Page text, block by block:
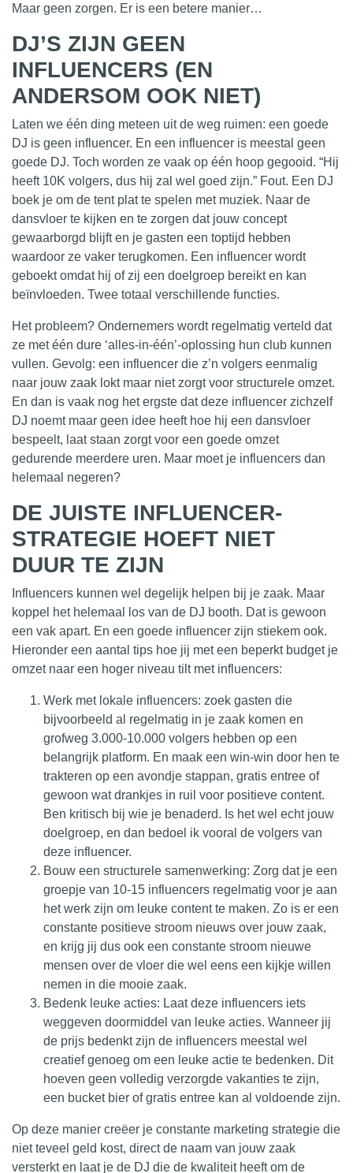
Maar geen zorgen. Er is een betere manier…
DJ’S ZIJN GEEN
INFLUENCERS (EN
ANDERSOM OOK NIET)
Laten we één ding meteen uit de weg ruimen: een goede
DJ is geen influencer. En een influencer is meestal geen
goede DJ. Toch worden ze vaak op één hoop gegooid. “Hij
heeft 10K volgers, dus hij zal wel goed zijn.” Fout. Een DJ
boek je om de tent plat te spelen met muziek. Naar de
dansvloer te kijken en te zorgen dat jouw concept
gewaarborgd blijft en je gasten een toptijd hebben
waardoor ze vaker terugkomen. Een influencer wordt
geboekt omdat hij of zij een doelgroep bereikt en kan
beïnvloeden. Twee totaal verschillende functies.
Het probleem? Ondernemers wordt regelmatig verteld dat
ze met één dure ‘alles-in-één’-oplossing hun club kunnen
vullen. Gevolg: een influencer die z’n volgers eenmalig
naar jouw zaak lokt maar niet zorgt voor structurele omzet.
En dan is vaak nog het ergste dat deze influencer zichzelf
DJ noemt maar geen idee heeft hoe hij een dansvloer
bespeelt, laat staan zorgt voor een goede omzet
gedurende meerdere uren. Maar moet je influencers dan
helemaal negeren?
DE JUISTE INFLUENCER-
STRATEGIE HOEFT NIET
DUUR TE ZIJN
Influencers kunnen wel degelijk helpen bij je zaak. Maar
koppel het helemaal los van de DJ booth. Dat is gewoon
een vak apart. En een goede influencer zijn stiekem ook.
Hieronder een aantal tips hoe jij met een beperkt budget je
omzet naar een hoger niveau tilt met influencers:
Werk met lokale influencers: zoek gasten die
bijvoorbeeld al regelmatig in je zaak komen en
grofweg 3.000-10.000 volgers hebben op een
belangrijk platform. En maak een win-win door hen te
trakteren op een avondje stappan, gratis entree of
gewoon wat drankjes in ruil voor positieve content.
Ben kritisch bij wie je benaderd. Is het wel echt jouw
doelgroep, en dan bedoel ik vooral de volgers van
deze influencer.
Bouw een structurele samenwerking: Zorg dat je een
groepje van 10-15 influencers regelmatig voor je aan
het werk zijn om leuke content te maken. Zo is er een
constante positieve stroom nieuws over jouw zaak,
en krijg jij dus ook een constante stroom nieuwe
mensen over de vloer die wel eens een kijkje willen
nemen in die mooie zaak.
Bedenk leuke acties: Laat deze influencers iets
weggeven doormiddel van leuke acties. Wanneer jij
de prijs bedenkt zijn de influencers meestal wel
creatief genoeg om een leuke actie te bedenken. Dit
hoeven geen volledig verzorgde vakanties te zijn,
een bucket bier of gratis entree kan al voldoende zijn.
Op deze manier creëer je constante marketing strategie die
niet teveel geld kost, direct de naam van jouw zaak
versterkt en laat je de DJ die de kwaliteit heeft om de